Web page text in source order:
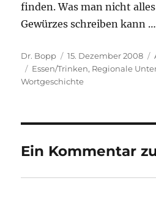
finden. Was man nicht
Gewürzes schreiben kann …
Autor
Dr. Bopp
Veröffentlicht
am
15. Dezember 2008
Schlagwörter
Essen/Trinken, Regionale
Wortgeschichte
Ein Kommentar